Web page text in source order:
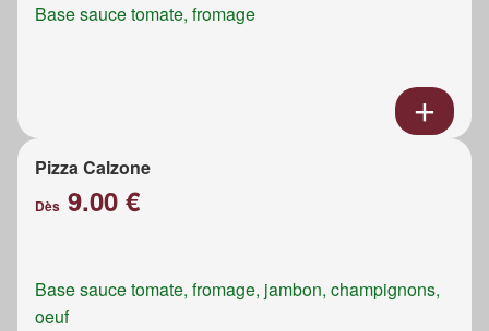
Base sauce tomate, fromage
Pizza Calzone
Dès 9.00 €
Base sauce tomate, fromage, jambon, champignons,
oeuf